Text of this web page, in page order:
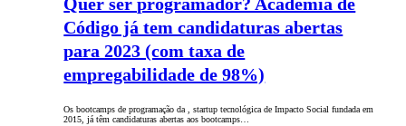
Código já tem candidaturas abertas
para 2023 (com taxa de
empregabilidade de 98%)
Os bootcamps de programação da , startup tecnológica de Impacto Social fundada em
2015, já têm candidaturas abertas aos bootcamps…